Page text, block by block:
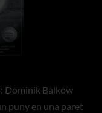
Dominik Balkow
puny en una paret